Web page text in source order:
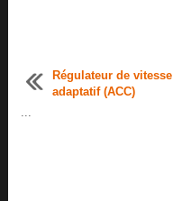
Régulateur de vitesse
adaptatif (ACC)